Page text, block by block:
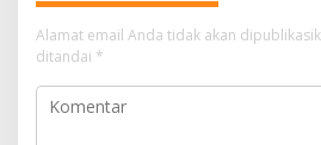
Alamat email Anda tidak akan
ditandai *